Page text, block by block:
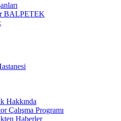
BALPETEK
Hakkında
Çalışma Programı
Haberler